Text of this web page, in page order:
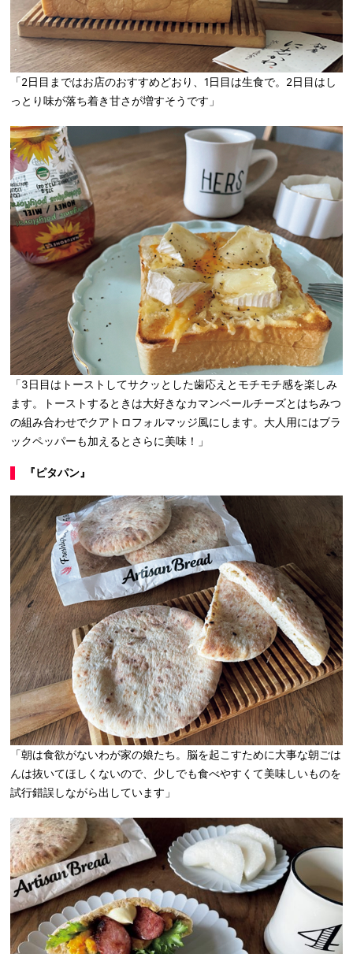
「2日目まではお店のおすすめどおり、1日目は生食で。2日目はし
っとり味が落ち着き甘さが増すそうです」
「3日目はトーストしてサクッとした歯応えとモチモチ感を楽しみ
ます。トーストするときは大好きなカマンベールチーズとはちみつ
の組み合わせでクアトロフォルマッジ風にします。大人用にはブラ
ックペッパーも加えるとさらに美味！」
『ピタパン』
「朝は食欲がないわが家の娘たち。脳を起こすために大事な朝ごは
んは抜いてほしくないので、少しでも食べやすくて美味しいものを
試行錯誤しながら出しています」